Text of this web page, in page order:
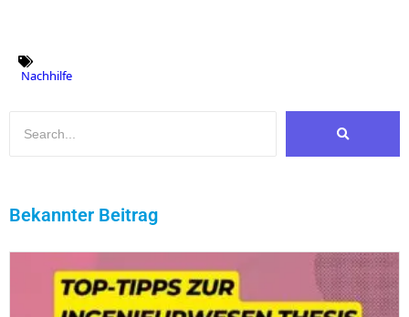
Nachhilfe
Bekannter Beitrag